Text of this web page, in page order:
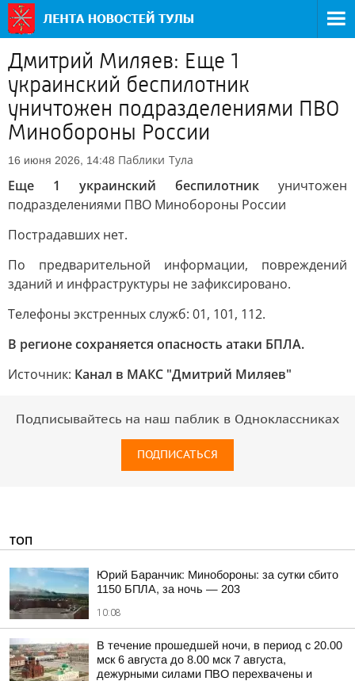
Дмитрий Миляев: Еще 1
украинский беспилотник
уничтожен подразделениями ПВО
Минобороны России
16 июня 2026, 14:48 Паблики Тула
Еще 1 украинский беспилотник уничтожен
подразделениями ПВО Минобороны России
Пострадавших нет.
По предварительной информации, повреждений
зданий и инфраструктуры не зафиксировано.
Телефоны экстренных служб: 01, 101, 112.
В регионе сохраняется опасность атаки БПЛА.
Источник: Канал в МАКС "Дмитрий Миляев"
Подписывайтесь на наш паблик в Одноклассниках
ПОДПИСАТЬСЯ
ТОП
Юрий Баранчик: Минобороны: за сутки сбито
1150 БПЛА, за ночь — 203
10:08
В течение прошедшей ночи, в период с 20.00
мск 6 августа до 8.00 мск 7 августа,
дежурными силами ПВО перехвачены и